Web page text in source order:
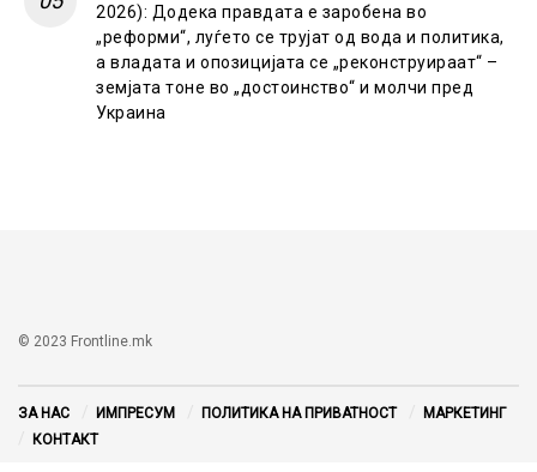
2026): Додека правдата е заробена во
„реформи“, луѓето се трујат од вода и политика,
а владата и опозицијата се „реконструираат“ –
земјата тоне во „достоинство“ и молчи пред
Украина
© 2023 Frontline.mk
ЗА НАС ИМПРЕСУМ ПОЛИТИКА НА ПРИВАТНОСТ
МАРКЕТИНГ
КОНТАКТ